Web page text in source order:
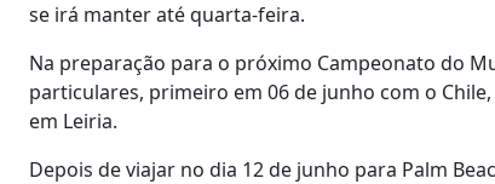
se irá manter até quarta-feira.
Na preparação para o próximo Campeonato do
particulares, primeiro em 06 de junho com o
em Leiria.
Depois de viajar no dia 12 de junho para Palm